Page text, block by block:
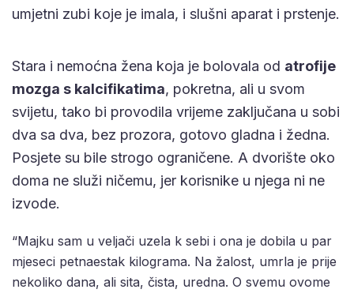
umjetni zubi koje je imala, i slušni aparat i prstenje.
Stara i nemoćna žena koja je bolovala od atrofije
mozga s kalcifikatima, pokretna, ali u svom
svijetu, tako bi provodila vrijeme zaključana u sobi
dva sa dva, bez prozora, gotovo gladna i žedna.
Posjete su bile strogo ograničene. A dvorište oko
doma ne služi ničemu, jer korisnike u njega ni ne
izvode.
“Majku sam u veljači uzela k sebi i ona je dobila u par
mjeseci petnaestak kilograma. Na žalost, umrla je prije
nekoliko dana, ali sita, čista, uredna. O svemu ovome